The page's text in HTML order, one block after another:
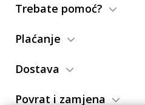
Trebate pomoć?
Plaćanje
Dostava
Povrat i zamjena